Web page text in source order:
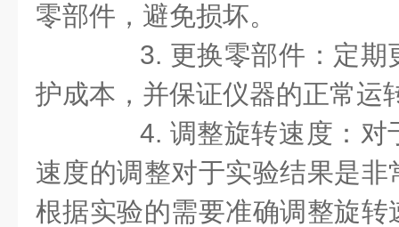
零部件，避免损坏。
3. 更换零部件：定期
护成本，并保证仪器的正常运
4. 调整旋转速度：对
速度的调整对于实验结果是
根据实验的需要准确调整旋